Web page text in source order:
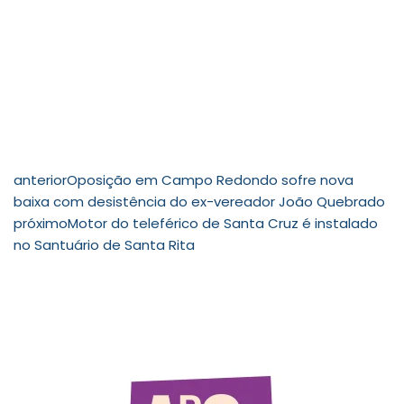
anteriorOposição em Campo Redondo sofre nova
baixa com desistência do ex-vereador João Quebrado
próximoMotor do teleférico de Santa Cruz é instalado
no Santuário de Santa Rita